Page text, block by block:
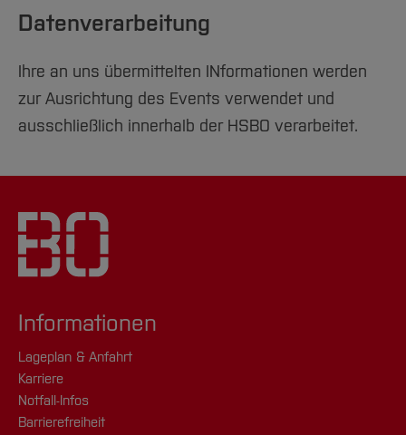
Datenverarbeitung
Ihre an uns übermittelten INformationen werden
zur Ausrichtung des Events verwendet und
ausschließlich innerhalb der HSBO verarbeitet.
Informationen
Lageplan & Anfahrt
Karriere
Notfall-Infos
Barrierefreiheit